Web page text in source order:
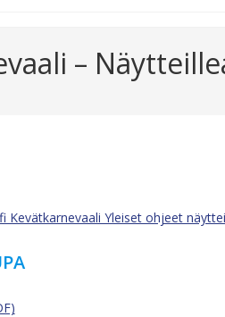
–
Kevätkarnevaali Yleiset ohjeet